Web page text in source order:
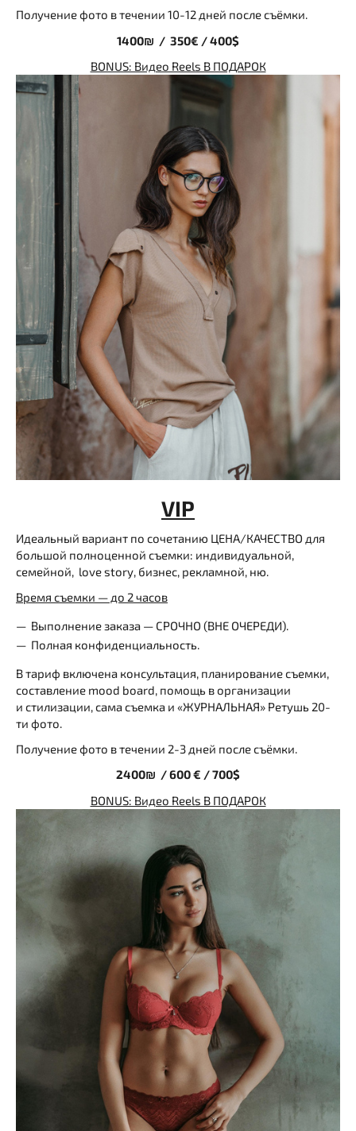
Получение фото в течении 10-12 дней после съёмки.
1400₪ / 350€ / 400$
BONUS: Видео Reels В ПОДАРОК
VIP
Идеальный вариант по сочетанию ЦЕНА/КАЧЕСТВО для
большой полноценной съемки: индивидуальной,
семейной, love story, бизнес, рекламной, ню.
Время съемки — до 2 часов
Выполнение заказа — СРОЧНО (ВНЕ ОЧЕРЕДИ).
Полная конфиденциальность.
В тариф включена консультация, планирование съемки,
составление mood board, помощь в организации
и стилизации, сама съемка и «ЖУРНАЛЬНАЯ» Ретушь 20-
ти фото.
Получение фото в течении 2-3 дней после съёмки.
2400₪ / 600 € / 700$
BONUS: Видео Reels В ПОДАРОК